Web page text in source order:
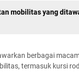
mobilitas yang
berbagai
termasuk kursi